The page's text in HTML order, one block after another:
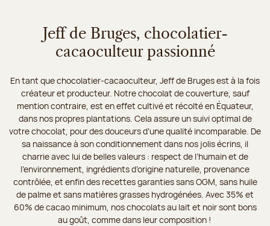
Jeff de Bruges, chocolatier-
cacaoculteur passionné
En tant que chocolatier-cacaoculteur, Jeff de Bruges est à la fois
créateur et producteur. Notre chocolat de couverture, sauf
mention contraire, est en effet cultivé et récolté en Équateur,
dans nos propres plantations. Cela assure un suivi optimal de
votre chocolat, pour des douceurs d’une qualité incomparable. De
sa naissance à son conditionnement dans nos jolis écrins, il
charrie avec lui de belles valeurs : respect de l’humain et de
l’environnement, ingrédients d’origine naturelle, provenance
contrôlée, et enfin des recettes garanties sans OGM, sans huile
de palme et sans matières grasses hydrogénées. Avec 35% et
60% de cacao minimum, nos chocolats au lait et noir sont bons
au goût, comme dans leur composition !